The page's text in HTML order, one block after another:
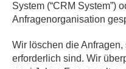
System (“CRM System”)
Anfragenorganisation
Wir löschen die
erforderlich sind. Wir